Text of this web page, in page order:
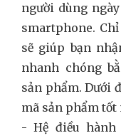
người dùng
smartphone.
sẽ giúp bạn
nhanh chóng
sản phẩm. Dưới
mã sản phẩm
- Hệ điều hành